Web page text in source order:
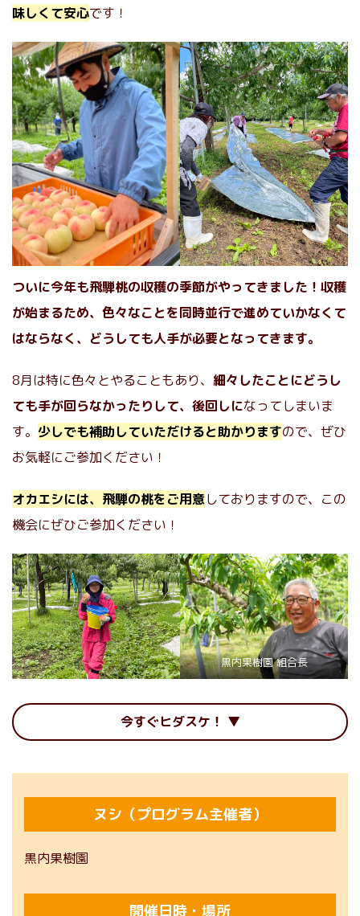
味しくて安心です！
ついに今年も飛騨桃の収穫の季節がやってきました！収穫
が始まるため、色々なことを同時並行で進めていかなくて
はならなく、どうしても人手が必要となってきます。
8月は特に色々とやることもあり、 細々したことにどうし
ても手が回らなかったりして、後回しになってしまいま
す。 少しでも補助していただけると助かりますので、ぜひ
お気軽にご参加ください！
オカエシには、飛騨の桃をご用意しておりますので、この
機会にぜひご参加ください！
黒内果樹園 組合長
今すぐヒダスケ！
ヌシ（プログラム主催者）
黒内果樹園
開催日時・場所